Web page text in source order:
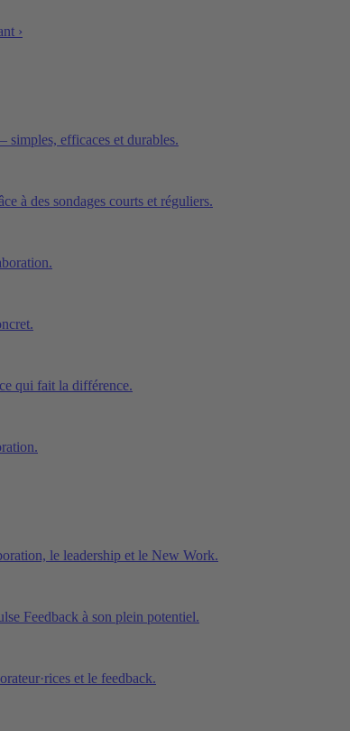
›
simples, efficaces et durables.
à des sondages courts et réguliers.
qui fait la différence.
le leadership et le New Work.
Feedback à son plein potentiel.
et le feedback.